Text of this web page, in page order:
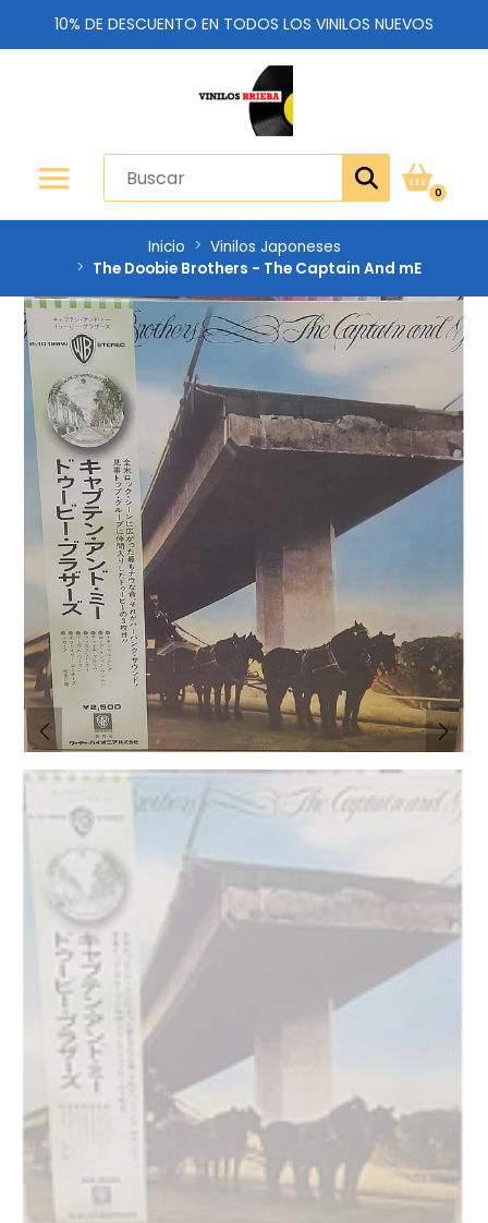
10% DE DESCUENTO EN TODOS LOS VINILOS NUEVOS
0
Inicio
Vinilos Japoneses
The Doobie Brothers - The Captain And mE